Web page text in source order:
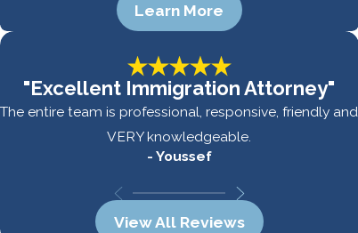
Learn More
"Excellent Immigration Attorney"
The entire team is professional, responsive, friendly and
VERY knowledgeable.
- Youssef
View All Reviews